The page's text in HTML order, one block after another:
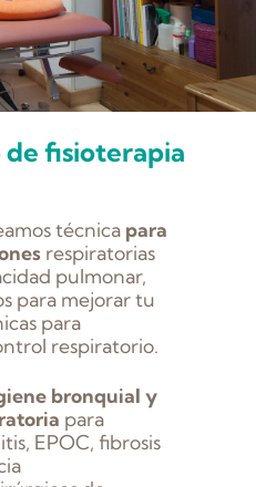
de fisioterapia
técnica para
respiratorias
pulmonar,
para mejorar tu
para
respiratorio.
bronquial y
para
EPOC, fibrosis